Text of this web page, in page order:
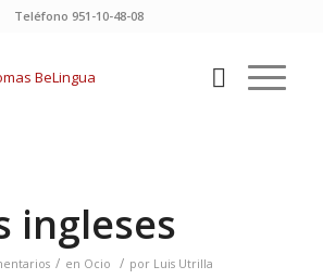
Teléfono 951-10-48-08
ingleses
/ en Ocio / por Luis Utrilla